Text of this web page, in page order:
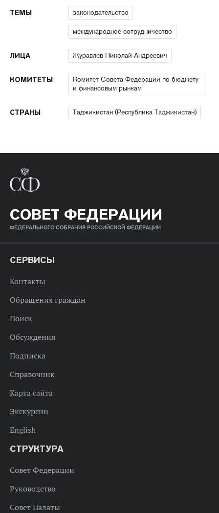
ТЕМЫ законодательство
международное сотрудничество
ЛИЦА Журавлев Николай Андреевич
КОМИТЕТЫ
Комитет Совета Федерации по бюджету
и финансовым рынкам
СТРАНЫ Таджикистан (Республика Таджикистан)
СОВЕТ ФЕДЕРАЦИИ
ФЕДЕРАЛЬНОГО СОБРАНИЯ РОССИЙСКОЙ ФЕДЕРАЦИИ
СЕРВИСЫ
Контакты
Обращения граждан
Поиск
Обсуждения
Подписка
Справочник
Карта сайта
Экскурсии
English
СТРУКТУРА
Совет Федерации
Руководство
Совет Палаты